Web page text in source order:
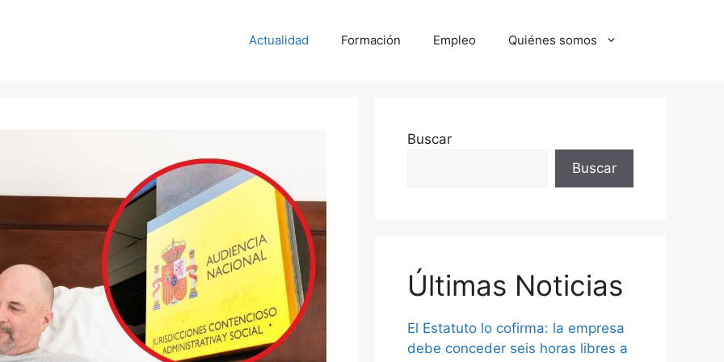
Actualidad Formación Empleo Quiénes somos
Buscar
Buscar
Últimas Noticias
El Estatuto lo cofirma: la empresa
debe conceder seis horas libres a